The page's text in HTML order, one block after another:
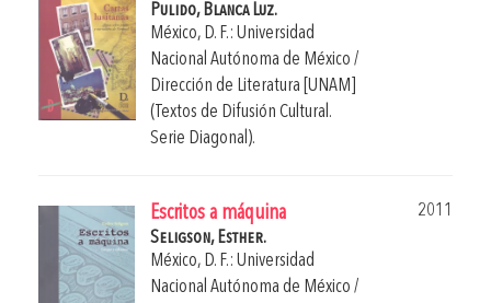
Pulido, Blanca Luz.
México, D. F.: Universidad
Nacional Autónoma de México /
Dirección de Literatura [UNAM]
(Textos de Difusión Cultural.
Serie Diagonal).
Escritos a máquina
2011
Seligson, Esther.
México, D. F.: Universidad
Nacional Autónoma de México /